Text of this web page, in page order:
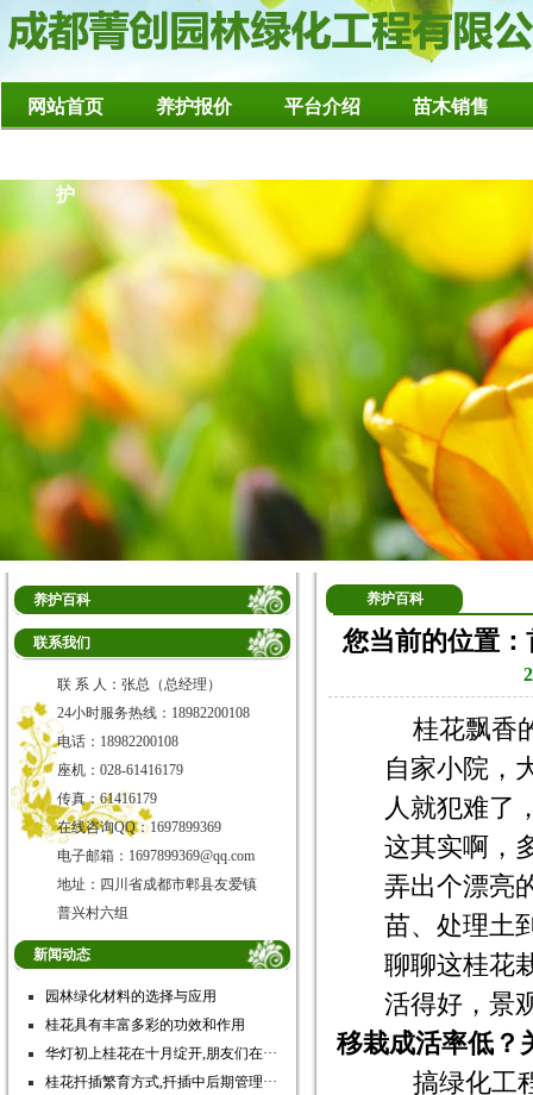
网站首页 养护报价 平台介绍 苗木销售
护
养护百科
联系我们
联 系 人：张总（总经理）
24小时服务热线：18982200108
电话：18982200108
座机：028-61416179
传真：61416179
在线咨询QQ：1697899369
电子邮箱：1697899369@qq.com
地址：四川省成都市郫县友爱镇
普兴村六组
新闻动态
园林绿化材料的选择与应用
桂花具有丰富多彩的功效和作用
华灯初上桂花在十月绽开,朋友们在···
桂花扦插繁育方式,扦插中后期管理···
养护百科
您当前的位置：
桂花飘香
自家小院，
人就犯难了
这其实啊，
弄出个漂亮
苗、处理土
聊聊这桂花
活得好，景
移栽成活率低？
搞绿化工